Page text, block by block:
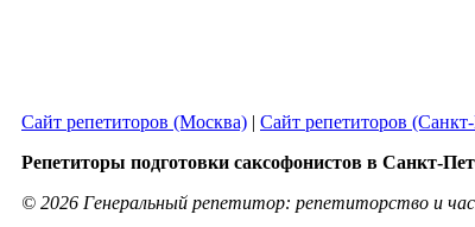
Сайт репетиторов (Москва) | Сайт репетиторов
Репетиторы подготовки саксофонистов в Санкт-
© 2026 Генеральный репетитор: репетиторство и